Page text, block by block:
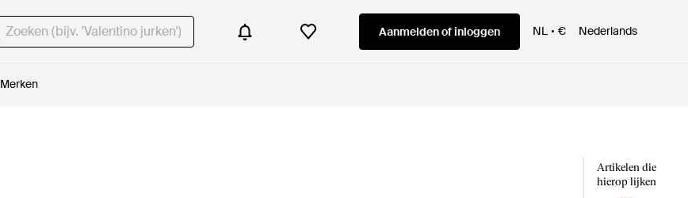
Aanmelden of inloggen NL € Nederlands
Merken
Artikelen die
hierop lijken